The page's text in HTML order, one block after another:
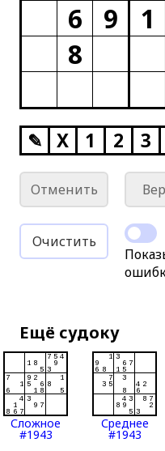
6
9 1
8
✎ X 1 2 3
Отменить
Очистить
Ещё судоку
Сложное
#1943
Среднее
#1943